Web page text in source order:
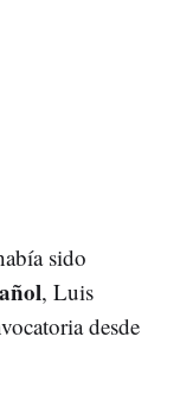
sido
, Luis
desde